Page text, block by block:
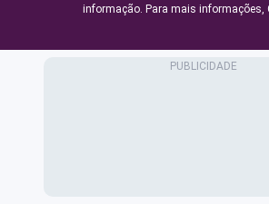
informação. Para mais informações,